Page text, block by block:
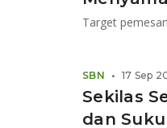
Sekilas
dan
SBN • 17 Sep